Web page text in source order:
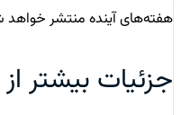
هفته‌های آینده منتشر
جزئیات بیشتر از بودجه